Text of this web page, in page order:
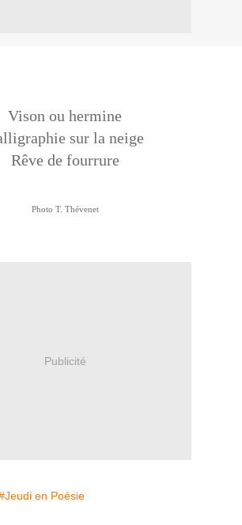
Vison ou hermine
sur la neige
Rêve de fourrure
Photo T. Thévenet
Publicité
en Poésie